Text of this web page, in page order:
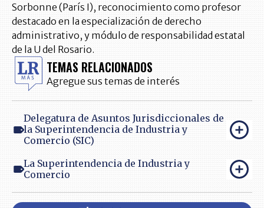
Sorbonne (París I), reconocimiento como profesor
destacado en la especialización de derecho
administrativo, y módulo de responsabilidad estatal
de la U del Rosario.
TEMAS RELACIONADOS
Agregue sus temas de interés
Delegatura de Asuntos Jurisdiccionales de
la Superintendencia de Industria y
Comercio (SIC)
La Superintendencia de Industria y
Comercio